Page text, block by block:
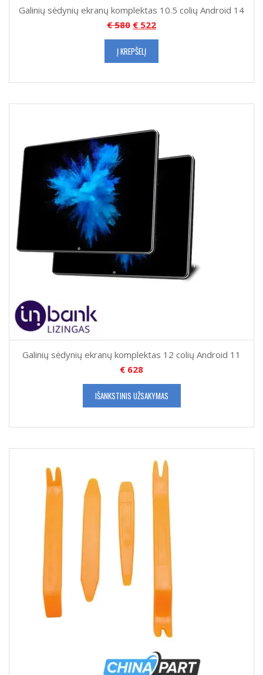
Galinių sėdynių ekranų komplektas 10.5 colių Android 14
€580 € 522
Į KREPŠELĮ
Galinių sėdynių ekranų komplektas 12 colių Android 11
€ 628
IŠANKSTINIS UŽSAKYMAS